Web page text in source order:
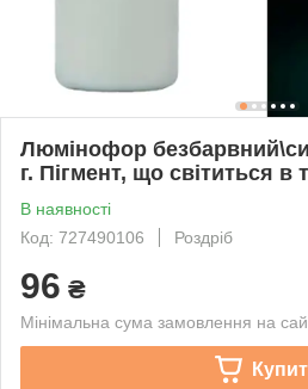
Люмінофор
г. Пігмент, що світиться в
В наявності
Код: 727490106
Роздріб
96 ₴
Мінімальна сума замовлення на